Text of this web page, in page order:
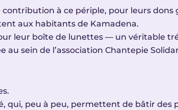
à ce périple, pour leurs dons
aux habitants de Kamadena.
leur boîte de lunettes — un véritable
sein de l’association Chantepie
qui, peu à peu, permettent de bâtir des